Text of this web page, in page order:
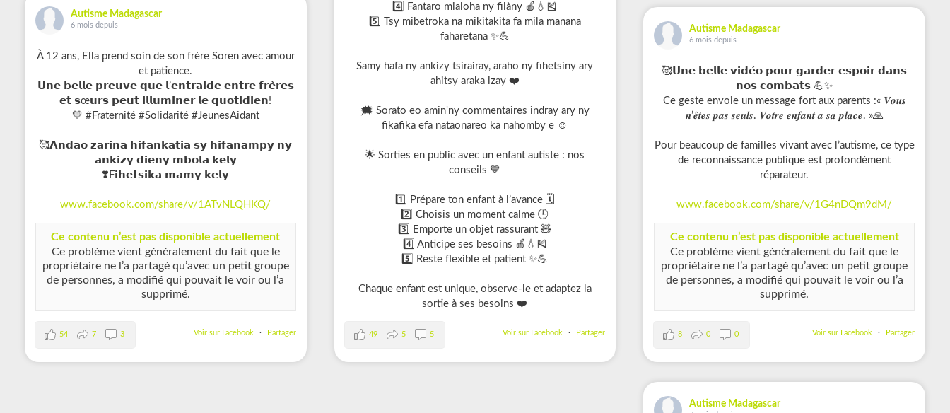
Autisme Madagascar
6 mois depuis
À 12 ans, Ella prend soin de son frère Soren avec amour
et patience.
𝗨𝗻𝗲 𝗯𝗲𝗹𝗹𝗲 𝗽𝗿𝗲𝘂𝘃𝗲 𝗾𝘂𝗲 𝗹’𝗲𝗻𝘁𝗿𝗮𝗶𝗱𝗲 𝗲𝗻𝘁𝗿𝗲 𝗳𝗿𝗲̀𝗿𝗲𝘀
𝗲𝘁 𝘀œ𝘂𝗿𝘀 𝗽𝗲𝘂𝘁 𝗶𝗹𝗹𝘂𝗺𝗶𝗻𝗲𝗿 𝗹𝗲 𝗾𝘂𝗼𝘁𝗶𝗱𝗶𝗲𝗻!
💛 #Fraternité #Solidarité #JeunesAidant
🥰𝗔𝗻𝗱𝗮𝗼 𝘇𝗮𝗿𝗶𝗻𝗮 𝗵𝗶𝗳𝗮𝗻𝗸𝗮𝘁𝗶𝗮 𝘀𝘆 𝗵𝗶𝗳𝗮𝗻𝗮𝗺𝗽𝘆 𝗻𝘆
𝗮𝗻𝗸𝗶𝘇𝘆 𝗱𝗶𝗲𝗻𝘆 𝗺𝗯𝗼𝗹𝗮 𝗸𝗲𝗹𝘆
❣️F𝗶𝗵𝗲𝘁𝘀𝗶𝗸𝗮 𝗺𝗮𝗺𝘆 𝗸𝗲𝗹𝘆
www.facebook.com/share/v/1ATvNLQHKQ/
Ce contenu n’est pas disponible actuellement
Ce problème vient généralement du fait que le
propriétaire ne l’a partagé qu’avec un petit groupe
de personnes, a modifié qui pouvait le voir ou l’a
supprimé.
Voir sur Facebook · Partager
54 7 3
4️⃣ Fantaro mialoha ny filàny 🍎💧🎽
5️⃣ Tsy mibetroka na mikitakita fa mila manana
faharetana ✨💪
Samy hafa ny ankizy tsirairay, araho ny fihetsiny ary
ahitsy araka izay ❤️
🗯️ Sorato eo amin'ny commentaires indray ary ny
fikafika efa nataonareo ka nahomby e ☺️
🌟 Sorties en public avec un enfant autiste : nos
conseils 💙
1️⃣ Prépare ton enfant à l’avance 🗓️
2️⃣ Choisis un moment calme 🕒
3️⃣ Emporte un objet rassurant 🧸
4️⃣ Anticipe ses besoins 🍎💧🎽
5️⃣ Reste flexible et patient ✨💪
Chaque enfant est unique, observe-le et adaptez la
sortie à ses besoins ❤️
Voir sur Facebook · Partager
49 5 5
Autisme Madagascar
6 mois depuis
🥰𝗨𝗻𝗲 𝗯𝗲𝗹𝗹𝗲 𝘃𝗶𝗱𝗲́𝗼 𝗽𝗼𝘂𝗿 𝗴𝗮𝗿𝗱𝗲𝗿 𝗲𝘀𝗽𝗼𝗶𝗿 𝗱𝗮𝗻𝘀
𝗻𝗼𝘀 𝗰𝗼𝗺𝗯𝗮𝘁𝘀 💪✨
Ce geste envoie un message fort aux parents :« 𝑽𝒐𝒖𝒔
𝒏’𝒆̂𝒕𝒆𝒔 𝒑𝒂𝒔 𝒔𝒆𝒖𝒍𝒔. 𝑽𝒐𝒕𝒓𝒆 𝒆𝒏𝒇𝒂𝒏𝒕 𝒂 𝒔𝒂 𝒑𝒍𝒂𝒄𝒆. »🙏
Pour beaucoup de familles vivant avec l’autisme, ce type
de reconnaissance publique est profondément
réparateur.
www.facebook.com/share/v/1G4nDQm9dM/
Ce contenu n’est pas disponible actuellement
Ce problème vient généralement du fait que le
propriétaire ne l’a partagé qu’avec un petit groupe
de personnes, a modifié qui pouvait le voir ou l’a
supprimé.
Voir sur Facebook · Partager
8 0 0
Autisme Madagascar